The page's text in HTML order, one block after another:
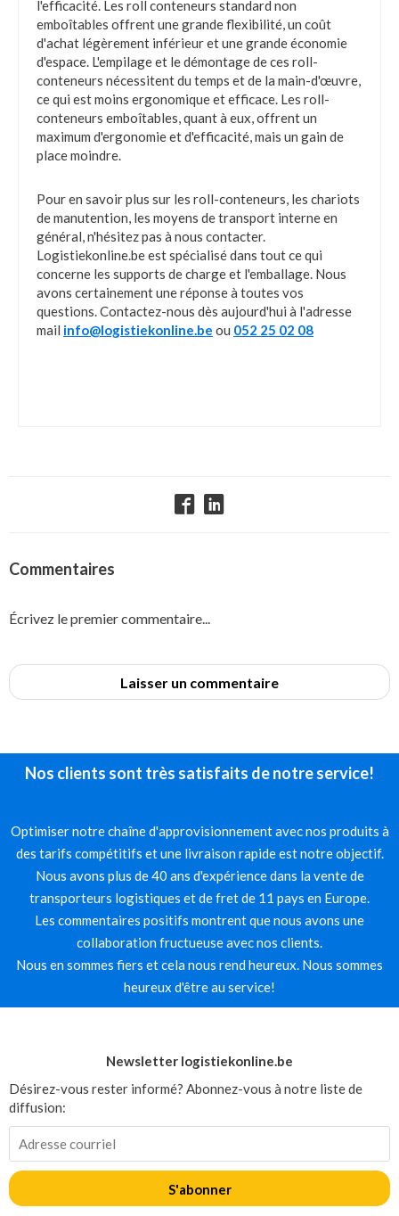
l'efficacité. Les roll conteneurs standard non
emboîtables offrent une grande flexibilité, un coût
d'achat légèrement inférieur et une grande économie
d'espace. L'empilage et le démontage de ces roll-
conteneurs nécessitent du temps et de la main-d'œuvre,
ce qui est moins ergonomique et efficace. Les roll-
conteneurs emboîtables, quant à eux, offrent un
maximum d'ergonomie et d'efficacité, mais un gain de
place moindre.
Pour en savoir plus sur les roll-conteneurs, les chariots
de manutention, les moyens de transport interne en
général, n'hésitez pas à nous contacter.
Logistiekonline.be est spécialisé dans tout ce qui
concerne les supports de charge et l'emballage. Nous
avons certainement une réponse à toutes vos
questions. Contactez-nous dès aujourd'hui à l'adresse
mail info@logistiekonline.be ou 052 25 02 08
Commentaires
Écrivez le premier commentaire...
Laisser un commentaire
Nos clients sont très satisfaits de notre service!
Optimiser notre chaîne d'approvisionnement avec nos produits à
des tarifs compétitifs et une livraison rapide est notre objectif.
Nous avons plus de 40 ans d'expérience dans la vente de
transporteurs logistiques et de fret de 11 pays en Europe.
Les commentaires positifs montrent que nous avons une
collaboration fructueuse avec nos clients.
Nous en sommes fiers et cela nous rend heureux. Nous sommes
heureux d'être au service!
Newsletter logistiekonline.be
Désirez-vous rester informé? Abonnez-vous à notre liste de
diffusion:
S'abonner